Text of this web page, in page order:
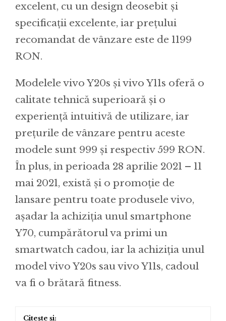
excelent, cu un design deosebit și
specificații excelente, iar prețului
recomandat de vânzare este de 1199
RON.
Modelele vivo Y20s și vivo Y11s oferă o
calitate tehnică superioară și o
experiență intuitivă de utilizare, iar
prețurile de vânzare pentru aceste
modele sunt 999 și respectiv 599 RON.
În plus, in perioada 28 aprilie 2021 – 11
mai 2021, există și o promoție de
lansare pentru toate produsele vivo,
așadar la achiziția unul smartphone
Y70, cumpărătorul va primi un
smartwatch cadou, iar la achiziția unul
model vivo Y20s sau vivo Y11s, cadoul
va fi o brătară fitness.